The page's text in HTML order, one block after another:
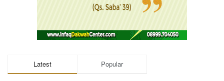
Latest Popular